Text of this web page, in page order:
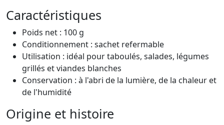
Caractéristiques
Poids net : 100 g
Conditionnement : sachet refermable
Utilisation : idéal pour taboulés, salades, légumes
grillés et viandes blanches
Conservation : à l'abri de la lumière, de la chaleur et
de l'humidité
Origine et histoire